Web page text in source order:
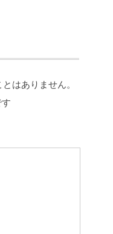
はありません。